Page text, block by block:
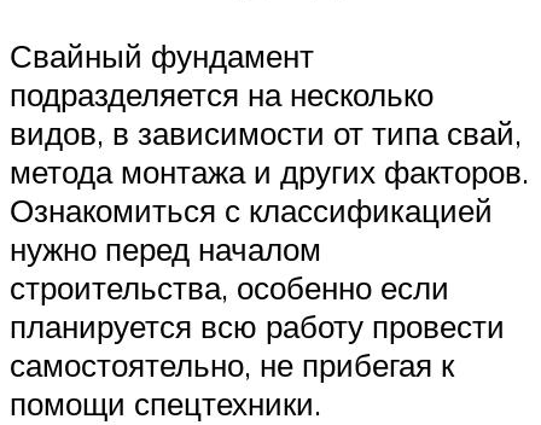
Свайный фундамент
подразделяется на несколько
видов, в зависимости от типа свай,
метода монтажа и других факторов.
Ознакомиться с классификацией
нужно перед началом
строительства, особенно если
планируется всю работу провести
самостоятельно, не прибегая к
помощи спецтехники.